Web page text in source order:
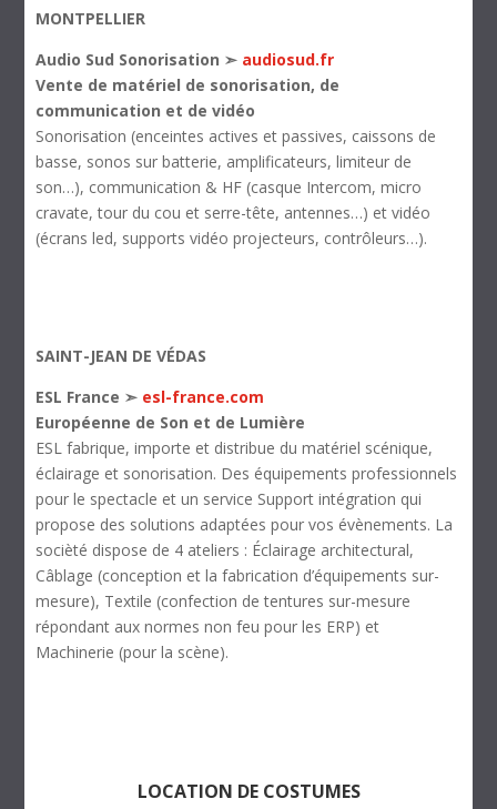
MONTPELLIER
Audio Sud Sonorisation ➣ audiosud.fr
Vente de matériel de sonorisation, de
communication et de vidéo
Sonorisation (enceintes actives et passives, caissons de
basse, sonos sur batterie, amplificateurs, limiteur de
son…), communication & HF (casque Intercom, micro
cravate, tour du cou et serre-tête, antennes…) et vidéo
(écrans led, supports vidéo projecteurs, contrôleurs…).
SAINT-JEAN DE VÉDAS
ESL France ➣ esl-france.com
Européenne de Son et de Lumière
ESL fabrique, importe et distribue du matériel scénique,
éclairage et sonorisation. Des équipements professionnels
pour le spectacle et un service Support intégration qui
propose des solutions adaptées pour vos évènements. La
socièté dispose de 4 ateliers : Éclairage architectural,
Câblage (conception et la fabrication d’équipements sur-
mesure), Textile (confection de tentures sur-mesure
répondant aux normes non feu pour les ERP) et
Machinerie (pour la scène).
LOCATION DE COSTUMES